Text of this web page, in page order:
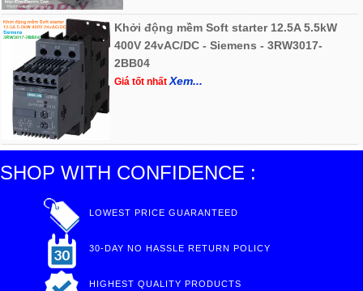
Khởi động mềm Soft starter 12.5A 5.5kW
400V 24vAC/DC - Siemens - 3RW3017-
2BB04
Giá tốt nhấtXem...
SHOP WITH CONFIDENCE :
LOWEST PRICE GUARANTEED
30-DAY NO HASSLE RETURN POLICY
HIGHEST QUALITY PRODUCTS